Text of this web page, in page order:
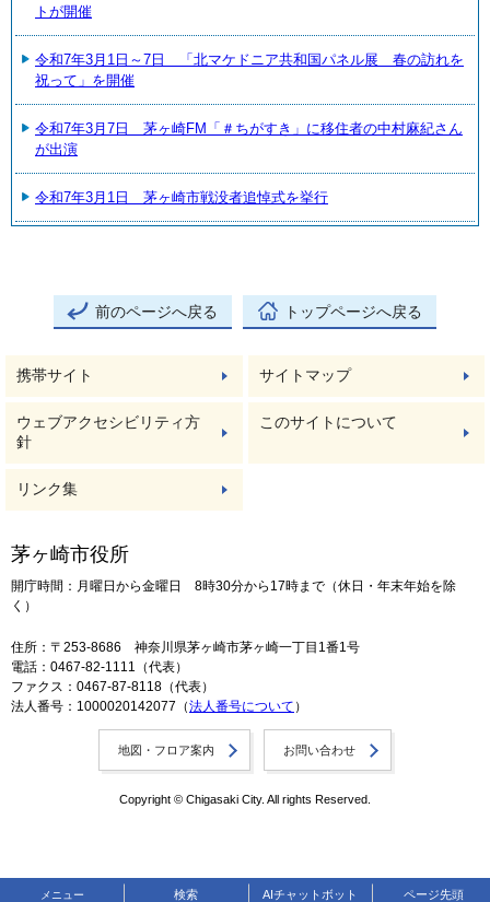
トが開催
令和7年3月1日～7日 「北マケドニア共和国パネル展 春の訪れを
祝って」を開催
令和7年3月7日 茅ヶ崎FM「＃ちがすき」に移住者の中村麻紀さん
が出演
令和7年3月1日 茅ヶ崎市戦没者追悼式を挙行
前のページへ戻る トップページへ戻る
メニュー 検索 AIチャットボット ページ先頭
携帯サイト サイトマップ
ウェブアクセシビリティ方
針
このサイトについて
リンク集
茅ヶ崎市役所
開庁時間：月曜日から金曜日 8時30分から17時まで（休日・年末年始を除
く）
住所：〒253-8686 神奈川県茅ヶ崎市茅ヶ崎一丁目1番1号
電話：0467-82-1111（代表）
ファクス：0467-87-8118（代表）
法人番号：1000020142077（法人番号について ）
地図・フロア案内 お問い合わせ
Copyright © Chigasaki City. All rights Reserved.